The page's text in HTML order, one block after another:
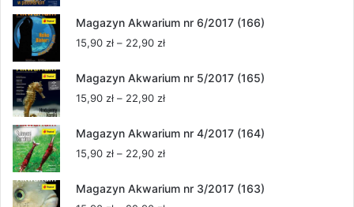
od
Magazyn Akwarium nr 6/2017 (166)
15,90 zł – 22,90 złZakres
od
Magazyn Akwarium nr 5/2017 (165)
15,90 zł – 22,90 złZakres
od
Magazyn Akwarium nr 4/2017 (164)
15,90 zł – 22,90 złZakres
od
Magazyn Akwarium nr 3/2017 (163)